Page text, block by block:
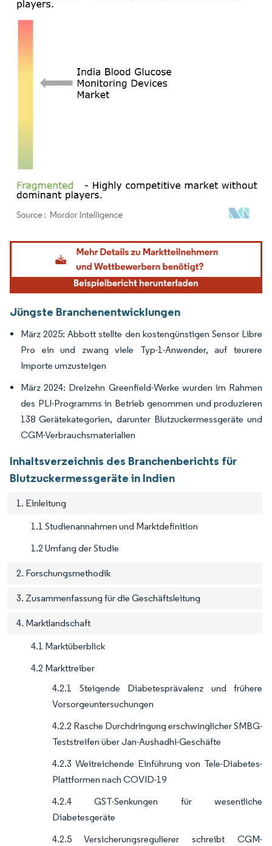
Bild © Mordor Intelligence. Wiederverwendung erfordert Namensnennung gemäß
Jüngste Branchenentwicklungen
März 2025: Abbott stellte den kostengünstigen Sensor Libre
Pro ein und zwang viele Typ-1-Anwender, auf teurere
Importe umzusteigen
März 2024: Dreizehn Greenfield-Werke wurden im Rahmen
des PLI-Programms in Betrieb genommen und produzieren
138 Gerätekategorien, darunter Blutzuckermessgeräte und
CGM-Verbrauchsmaterialien
Inhaltsverzeichnis des Branchenberichts für
Blutzuckermessgeräte in Indien
1. Einleitung
1.1 Studienannahmen und Marktdefinition
1.2 Umfang der Studie
2. Forschungsmethodik
3. Zusammenfassung für die Geschäftsleitung
4. Marktlandschaft
4.1 Marktüberblick
4.2 Markttreiber
4.2.1 Steigende Diabetesprävalenz und frühere
Vorsorgeuntersuchungen
4.2.2 Rasche Durchdringung erschwinglicher SMBG-
Teststreifen über Jan-Aushadhi-Geschäfte
4.2.3 Weitreichende Einführung von Tele-Diabetes-
Plattformen nach COVID-19
4.2.4 GST-Senkungen für wesentliche
Diabetesgeräte
4.2.5 Versicherungsregulierer schreibt CGM-